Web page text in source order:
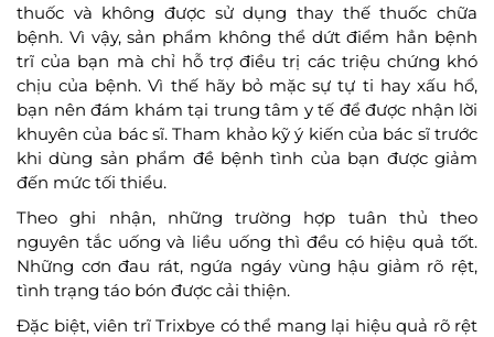
thuốc và không được sử dụng thay thế thuốc chữa
bệnh. Vì vậy, sản phẩm không thể dứt điểm hẳn bệnh
trĩ của bạn mà chỉ hỗ trợ điều trị các triệu chứng khó
chịu của bệnh. Vì thế hãy bỏ mặc sự tự ti hay xấu hổ,
bạn nên đám khám tại trung tâm y tế để được nhận lời
khuyên của bác sĩ. Tham khảo kỹ ý kiến của bác sĩ trước
khi dùng sản phẩm đề bệnh tình của bạn được giảm
đến mức tối thiểu.
Theo ghi nhận, những trường hợp tuân thủ theo
nguyên tắc uống và liều uống thì đều có hiệu quả tốt.
Những cơn đau rát, ngứa ngáy vùng hậu giảm rõ rệt,
tình trạng táo bón được cải thiện.
Đặc biệt, viên trĩ Trixbye có thể mang lại hiệu quả rõ rệt